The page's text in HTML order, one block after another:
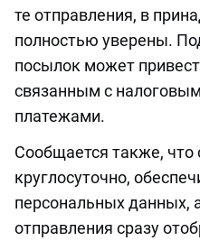
те отправления, в
полностью уверены.
посылок может
связанным с
платежами.
Сообщается также, что
круглосуточно,
персональных данных,
отправления сразу